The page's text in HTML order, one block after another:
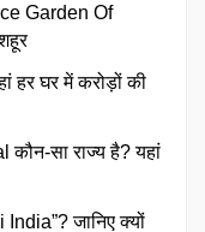
Garden Of
हर घर में करोड़ों की
सा राज्य है? यहां
जानिए क्यों